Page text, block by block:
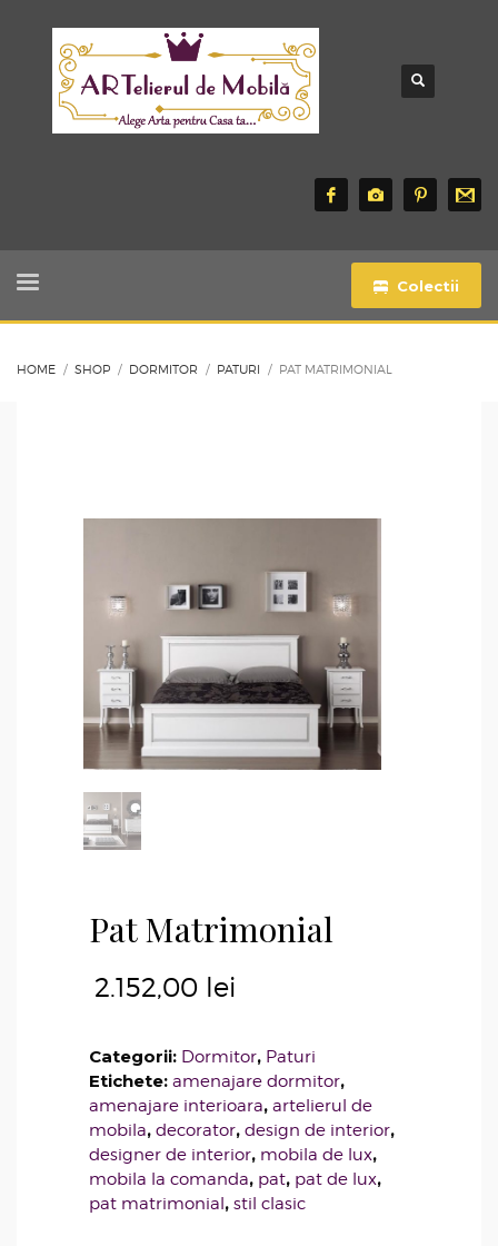
Colectii
HOME SHOP DORMITOR PATURI PAT MATRIMONIAL
Pat Matrimonial
2.152,00 lei
Categorii: Dormitor, Paturi
Etichete: amenajare dormitor,
amenajare interioara, artelierul de
mobila, decorator, design de interior,
designer de interior, mobila de lux,
mobila la comanda, pat, pat de lux,
pat matrimonial, stil clasic